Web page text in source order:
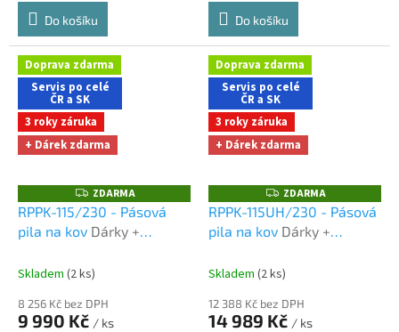
Do košíku
Do košíku
Doprava zdarma
Servis po celé
ČR a SK
3 roky záruka
+ Dárek zdarma
Z
D
A
R
ZDARMA
RPPK-115/230 - Pásová
pila na kov Dárky +
nákupu na e-shopu
Skladem (2 ks)
8 256 Kč bez DPH
9 990 Kč / ks
Doprava zdarma
Servis po celé
ČR a SK
3 roky záruka
+ Dárek zdarma
Z
D
A
R
ZDARMA
RPPK-115UH/230 - Pásová
pila na kov Dárky +
nákupu na e-shopu
Skladem (2 ks)
12 388 Kč bez DPH
14 989 Kč / ks